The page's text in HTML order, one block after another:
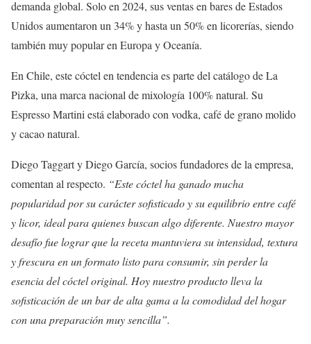
demanda global. Solo en 2024, sus ventas en bares de Estados
Unidos aumentaron un 34% y hasta un 50% en licorerías, siendo
también muy popular en Europa y Oceanía.
En Chile, este cóctel en tendencia es parte del catálogo de La
Pizka, una marca nacional de mixología 100% natural. Su
Espresso Martini está elaborado con vodka, café de grano molido
y cacao natural.
Diego Taggart y Diego García, socios fundadores de la empresa,
comentan al respecto. “Este cóctel ha ganado mucha
popularidad por su carácter sofisticado y su equilibrio entre café
y licor, ideal para quienes buscan algo diferente. Nuestro mayor
desafío fue lograr que la receta mantuviera su intensidad, textura
y frescura en un formato listo para consumir, sin perder la
esencia del cóctel original. Hoy nuestro producto lleva la
sofisticación de un bar de alta gama a la comodidad del hogar
con una preparación muy sencilla”.